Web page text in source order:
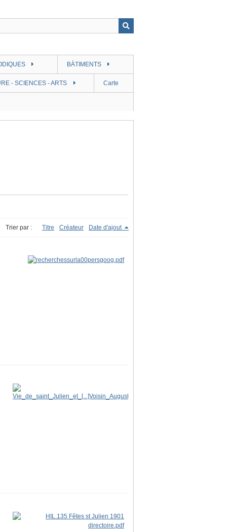
BÀTIMENTS
- SCIENCES - ARTS Carte
Trier par : Titre Créateur Date d'ajout